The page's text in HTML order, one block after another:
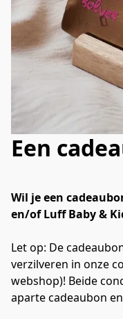
Een
Wil je een
en/of Luff Baby &
Let op: De
verzilveren in onze
webshop)! Beide
aparte cadeaubon